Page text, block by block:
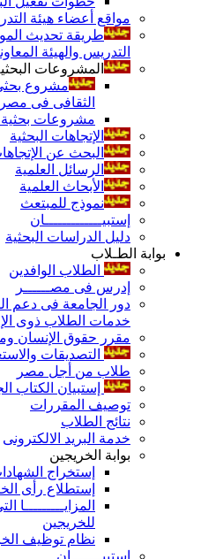
مواقع أعضاء هيئة
طريقة تحديث
التدريس والهيئة
المشروعات
مشروع
الثقافى فى مصر REHEED
مشروعات بحثية
الإتجاهات البحثية
البحث عن
الرسائل العلمية
الأبحاث العلمية
نموذج للمبتعث
إستبيـــــــــــــان
دليل الدراسات البحثية
بوابة الطـلاب
الطلاب الوافدين
إدرس فى مصــــــر
دور الجامعة فى دعم
خدمات الطلاب ذوى
مقرر حقوق الإنسان
التصديقات
طلاب من أجل مصر
إستبيان الكتاب
توصيف المقررات
نتائج الطلاب
خدمة البريد الالكترونى
بوابة الخريجين
إستخراج
إستطلاع رأى
للخريجين
نظام توظيف
إستبيـــــــان